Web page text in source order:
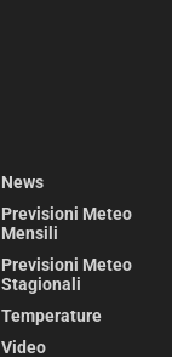
News
Previsioni Meteo
Mensili
Previsioni Meteo
Stagionali
Temperature
Video